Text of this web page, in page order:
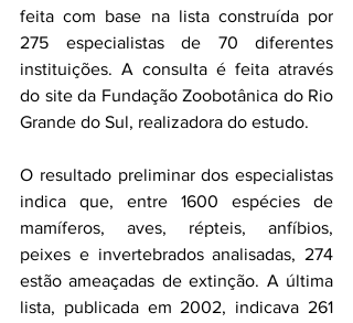
feita com base na lista construída por
275 especialistas de 70 diferentes
instituições. A consulta é feita através
do site da Fundação Zoobotânica do Rio
Grande do Sul, realizadora do estudo.
O resultado preliminar dos especialistas
indica que, entre 1600 espécies de
mamíferos, aves, répteis, anfíbios,
peixes e invertebrados analisadas, 274
estão ameaçadas de extinção. A última
lista, publicada em 2002, indicava 261